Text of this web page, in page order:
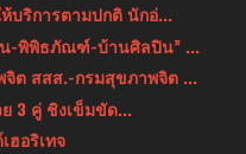
บริการตามปกติ นักอ่...
น-พิพิธภัณฑ์-บ้านศิลปิน” ...
ต สสส.-กรมสุขภาพจิต ...
3 คู่ ชิงเข็มขัด...
ฮอริเทจ